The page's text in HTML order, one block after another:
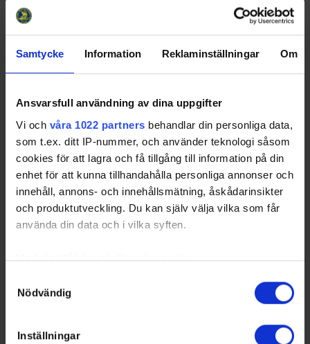
Samtycke Information Reklaminställningar Om
Ansvarsfull användning av dina uppgifter
Vi och våra 1022 partners behandlar din personliga data,
som t.ex. ditt IP-nummer, och använder teknologi såsom
cookies för att lagra och få tillgång till information på din
enhet för att kunna tillhandahålla personliga annonser och
innehåll, annons- och innehållsmätning, åskådarinsikter
och produktutveckling. Du kan själv välja vilka som får
använda din data och i vilka syften.
Med din tillåtelse skulle vi även vilja:
kan ha en noggrannhet på upp till flera meter
Nödvändig
Inställningar
2024-11-
17 21:00
Saltsjöbadens Snipers
Farsta Ishall
2024-11-
Saltsjöbadens Snipers -
3 - 0
23 08:00
Trånkan Queens - FOC
Farsta IF
Stortorpshallen
Swehockey – Svenska Ishockeyförbundets officiella app
och statistik för samtliga ishockeyserier som spelas i
egna favoritlag i appen. För dina favoritlag kan du